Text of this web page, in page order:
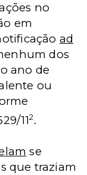
no
em
ad
dos
ano de
ou
112.
se
que traziam